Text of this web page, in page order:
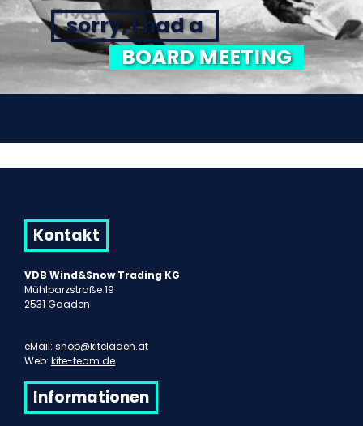
sorry, I had a
BOARD MEETING
Kontakt
VDB Wind&Snow Trading KG
Mühlparzstraße 19
2531 Gaaden
eMail: shop@kiteladen.at
Web: kite-team.de
Informationen